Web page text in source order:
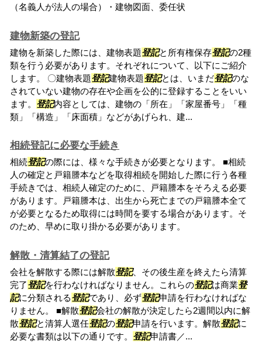
（名義人が法人の場合）・建物図面、委任状
建物新築の登記
建物を新築した際には、建物表題登記と所有権保存登記の2種
類を行う必要があります。それぞれについて、以下にご紹介
します。 〇建物表題登記建物表題登記とは、いまだ登記のな
されていない建物の存在や企画を公的に登録することをいい
ます。 登記内容としては、建物の「所在」「家屋番号」「種
類」「構造」「床面積」などがあげられ、建...
相続登記に必要な手続き
相続登記の際には、様々な手続きが必要となります。 ■相続
人の確定と戸籍謄本などを取得相続を開始した際に行う各種
手続きでは、相続人確定のために、戸籍謄本をそろえる必要
があります。戸籍謄本は、出生から死亡までの戸籍謄本全て
が必要となるため取得には時間を要する場合があります。そ
のため、早めに取り掛かる必要があります。
解散・清算結了の登記
会社を解散する際には解散登記、その後生産を終えたら清算
完了登記を行わなければなりません。これらの登記は商業登
記に分類される登記であり、必ず登記申請を行わなければな
りません。 ■解散登記会社の解散が決定したら2週間以内に解
散登記と清算人選任登記の登記申請を行います。解散登記に
必要な書類は以下の通りです。 登記申請書／...